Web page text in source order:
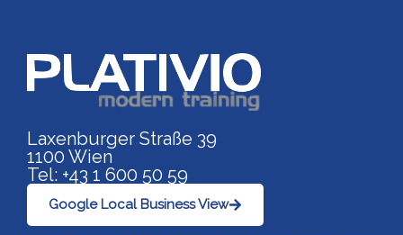
Link zu https://
Laxenburger Straße 39
1100 Wien
Tel: +43 1 600 50 59
Google Local Business View